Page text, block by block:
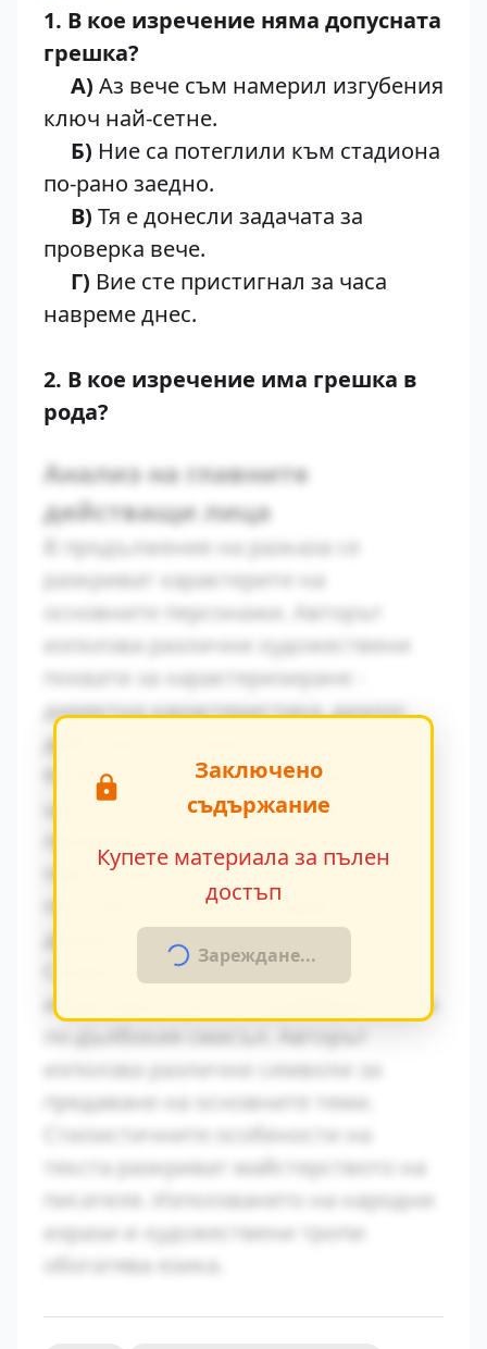
1. В кое изречение няма допусната
грешка?
А) Аз вече съм намерил изгубения
ключ най-сетне.
Б) Ние са потеглили към стадиона
по-рано заедно.
В) Тя е донесли задачата за
проверка вече.
Г) Вие сте пристигнал за часа
навреме днес.
2. В кое изречение има грешка в
рода?
Анализ на главните
действащи лица
В продължение на разказа се
разкриват характерите на
основните персонажи. Авторът
използва различни художествени
похвати за характеризиране -
директна характеристика, диалог,
действия и вътрешен монолог.
Конфликтът между традиционните
ценности и модерните идеи се
персонажите. Това
противопоставяне създава
драматично напрежение.
Символиката в произведението
играе важна роля за разбирането на
използва различни символи за
предаване на основните теми.
Стилистичните особености на
текста разкриват майстерството на
писателя. Използването на народни
изрази и художествени тропи
обогатява езика.
Заключено
съдържание
Купете материала за пълен
достъп
Зареждане...